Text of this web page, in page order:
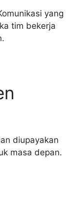
yang
tim bekerja
diupayakan
masa depan.